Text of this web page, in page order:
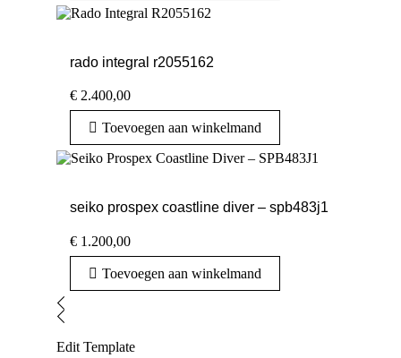
rado integral r2055162
€ 2.400,00
Toevoegen aan winkelmand
seiko prospex coastline diver – spb483j1
€ 1.200,00
Toevoegen aan winkelmand
Edit Template